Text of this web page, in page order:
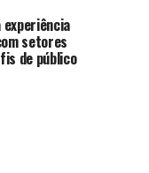
setores
de público